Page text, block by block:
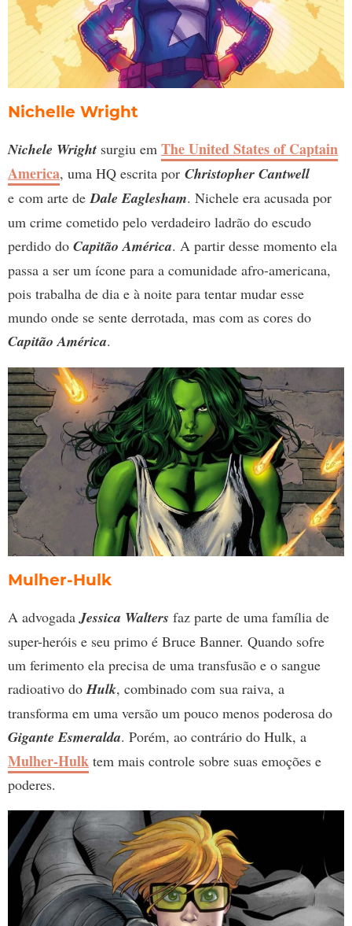
Nichelle Wright
Nichele Wright surgiu em The United States of Captain
America, uma HQ escrita por Christopher Cantwell
e com arte deDale Eaglesham. Nichele era acusada por
um crime cometido pelo verdadeiro ladrão do escudo
perdido do Capitão América. A partir desse momento ela
passa a ser um ícone para a comunidade afro-americana,
pois trabalha de dia e à noite para tentar mudar esse
mundo onde se sente derrotada, mas com as cores do
Capitão América.
Mulher-Hulk
A advogadaJessica Walters faz parte de uma família de
super-heróis e seu primo é Bruce Banner. Quando sofre
um ferimento ela precisa de uma transfusão e o sangue
radioativo doHulk, combinado com sua raiva, a
transforma em uma versão um pouco menos poderosa do
Gigante Esmeralda. Porém, ao contrário do Hulk, a
Mulher-Hulk tem mais controle sobre suas emoções e
poderes.